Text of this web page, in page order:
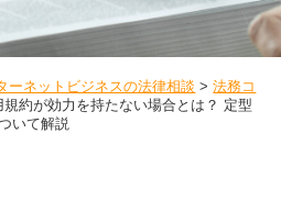
ーネットビジネスの法律相談 >法務コ
規約が効力を持たない場合とは？ 定型
いて解説